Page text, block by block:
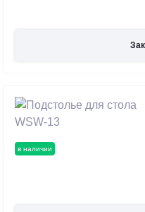
в наличии